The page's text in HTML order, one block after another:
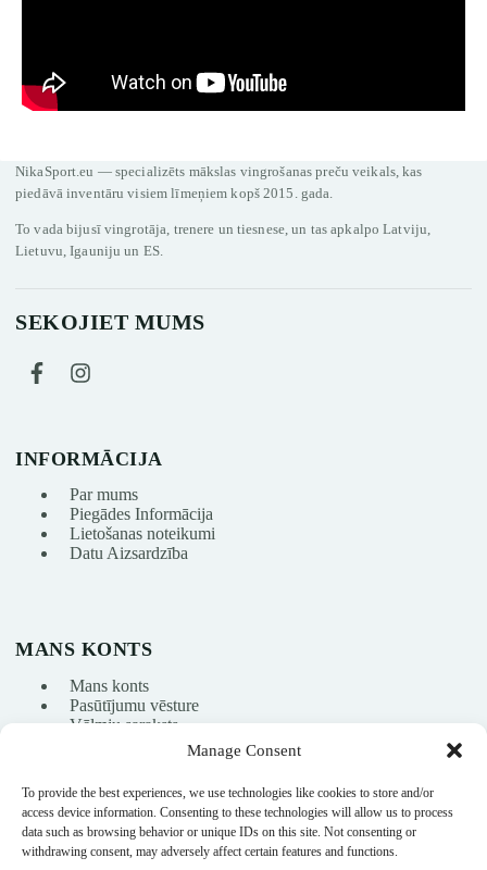
Manage Consent
To provide the best experiences, we use technologies like cookies to store and/or
access device information. Consenting to these technologies will allow us to process
data such as browsing behavior or unique IDs on this site. Not consenting or
withdrawing consent, may adversely affect certain features and functions.
NikaSport.eu — specializēts mākslas vingrošanas preču veikals, kas
piedāvā inventāru visiem līmeņiem kopš 2015. gada.
To vada bijusī vingrotāja, trenere un tiesnese, un tas apkalpo Latviju,
Lietuvu, Igauniju un ES.
SEKOJIET MUMS
INFORMĀCIJA
Par mums
Piegādes Informācija
Lietošanas noteikumi
Datu Aizsardzība
MANS KONTS
Mans konts
Pasūtījumu vēsture
Vēlmju saraksts
info@nikasport.eu
+371 28228266